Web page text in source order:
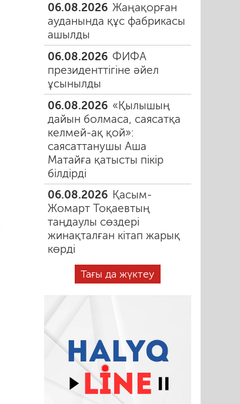
06.08.2026 Жаңақорған
ауданында құс фабрикасы
ашылды
06.08.2026 ФИФА
президенттігіне әйел
ұсынылды
06.08.2026 «Қылышың
дайын болмаса, саясатқа
келмей-ақ қой»:
саясаттанушы Аша
Матайға қатысты пікір
білдірді
06.08.2026 Қасым-
Жомарт Тоқаевтың
таңдаулы сөздері
жинақталған кітап жарық
көрді
Тағы да жүктеу